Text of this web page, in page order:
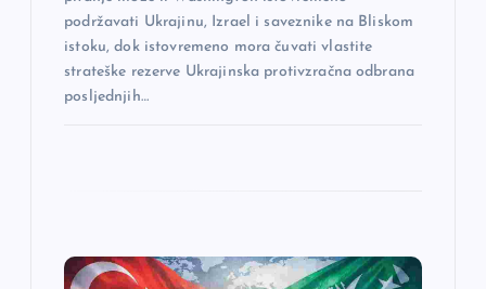
podržavati Ukrajinu, Izrael i saveznike na Bliskom
istoku, dok istovremeno mora čuvati vlastite
strateške rezerve Ukrajinska protivzračna odbrana
posljednjih…